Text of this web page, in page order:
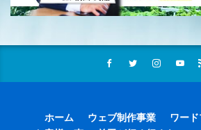
ホーム ウェブ制作事業
ワー